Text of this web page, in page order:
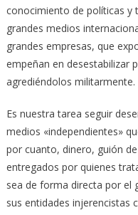
conocimiento de políticas y
grandes medios
grandes empresas, que
empeñan en desestabilizar
agrediéndolos militarmente.
Es nuestra tarea seguir
medios «independientes»
por cuanto, dinero, guión
entregados por quienes
sea de forma directa por el
sus entidades injerencistas